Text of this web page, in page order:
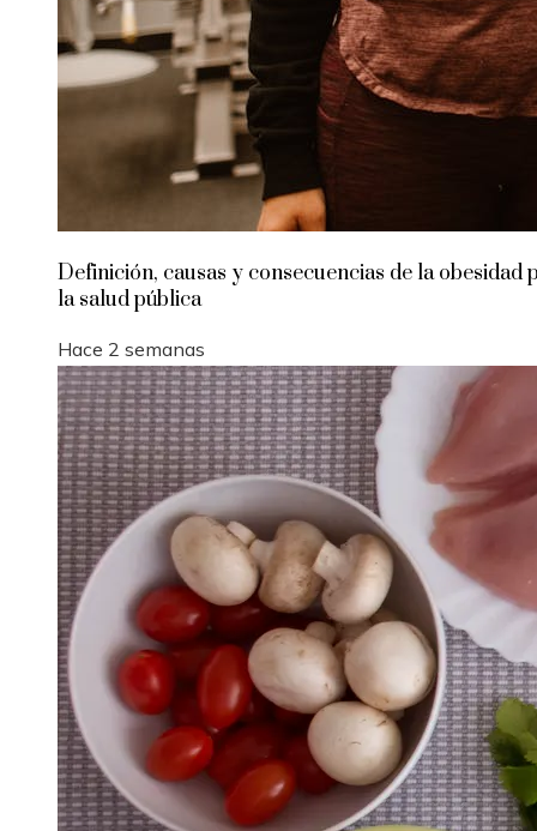
Definición, causas y consecuencias de la obesidad
la salud pública
Hace 2 semanas